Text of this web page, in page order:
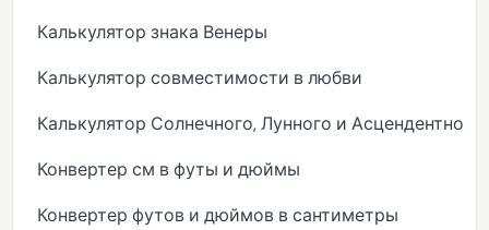
Калькулятор знака Венеры
Калькулятор совместимости в любви
Калькулятор Солнечного, Лунного и Асцендентного
Конвертер см в футы и дюймы
Конвертер футов и дюймов в сантиметры